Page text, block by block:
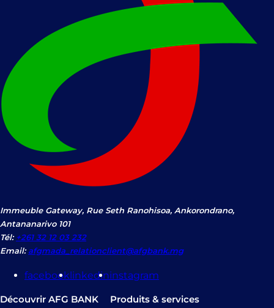
Immeuble Gateway, Rue Seth Ranohisoa, Ankorondrano,
Antananarivo 101
Tél: +261 32 12 03 232
Email: afgmada_relationclient@afgbank.mg
facebooklinkedininstagram
Découvrir AFG BANK Produits & services